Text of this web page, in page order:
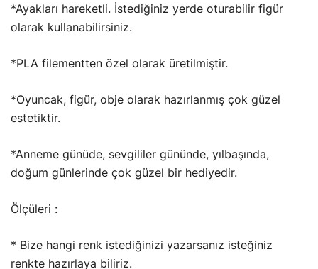
*Ayakları hareketli. İstediğiniz yerde oturabilir figür
olarak kullanabilirsiniz.
*PLA filementten özel olarak üretilmiştir.
*Oyuncak, figür, obje olarak hazırlanmış çok güzel
estetiktir.
*Anneme günüde, sevgililer gününde, yılbaşında,
doğum günlerinde çok güzel bir hediyedir.
Ölçüleri :
* Bize hangi renk istediğinizi yazarsanız isteğiniz
renkte hazırlaya biliriz.